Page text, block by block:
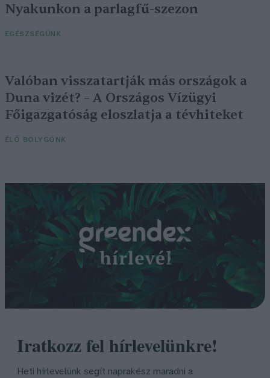
Nyakunkon a parlagfű-szezon
EGÉSZSÉGÜNK
Valóban visszatartják más országok a
Duna vizét? – A Országos Vízügyi
Főigazgatóság eloszlatja a tévhiteket
ÉLŐ BOLYGÓNK
Iratkozz fel hírlevelünkre!
Heti hírlevelünk segít naprakész maradni a